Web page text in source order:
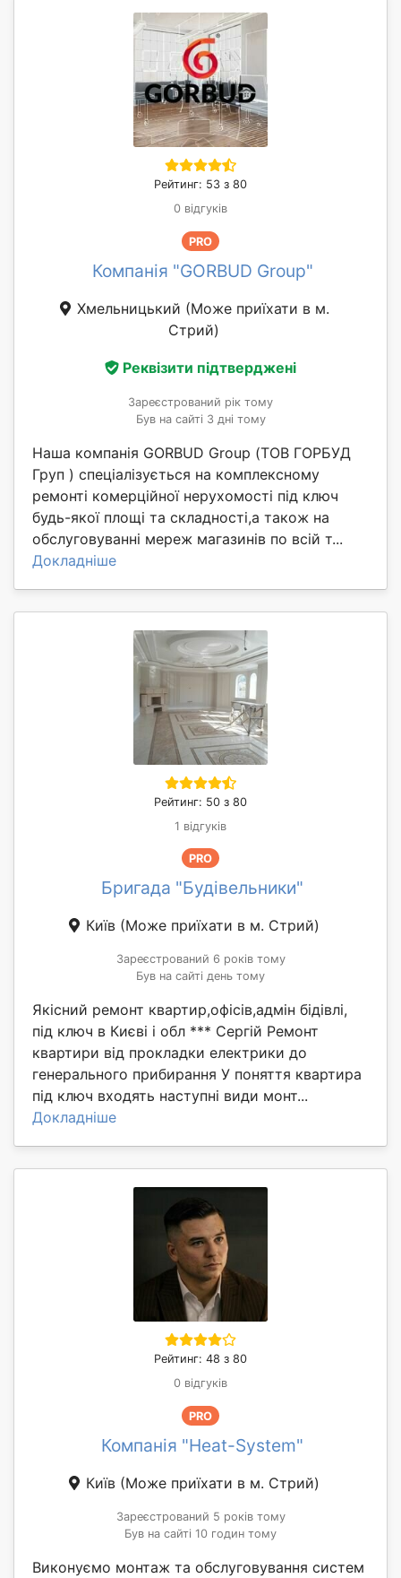
Рейтинг: 53 з 80
0 відгуків
PRO
Компанія "GORBUD Group"
Хмельницький (Може приїхати в м.
Стрий)
Реквізити підтверджені
Зареєстрований рік тому
Був на сайті 3 дні тому
Наша компанія GORBUD Group (ТОВ ГОРБУД
Груп ) спеціалізується на комплексному
ремонті комерційної нерухомості під ключ
будь-якої площі та складності,а також на
обслуговуванні мереж магазинів по всій т...
Докладніше
Рейтинг: 50 з 80
1 відгуків
PRO
Бригада "Будівельники"
Київ (Може приїхати в м. Стрий)
Зареєстрований 6 років тому
Був на сайті день тому
Якісний ремонт квартир,офісів,адмін бідівлі,
під ключ в Києві і обл *** Сергій Ремонт
квартири від прокладки електрики до
генерального прибирання У поняття квартира
під ключ входять наступні види монт...
Докладніше
Рейтинг: 48 з 80
0 відгуків
PRO
Компанія "Heat-System"
Київ (Може приїхати в м. Стрий)
Зареєстрований 5 років тому
Був на сайті 10 годин тому
Виконуємо монтаж та обслуговування систем